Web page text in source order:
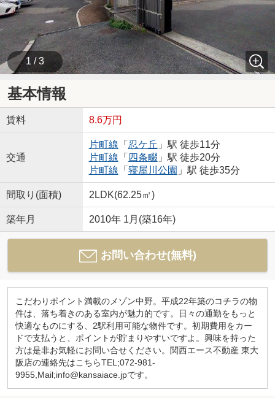
1 / 3
基本情報
賃料 8.6万円
交通
片町線 「 忍ケ丘 」駅 徒歩11分
片町線 「 四条畷」駅 徒歩20分
片町線 「 寝屋川公園 」駅 徒歩35分
間取り(面積) 2LDK(62.25㎡)
築年月 2010年 1月(築16年)
お問い合わせ(無料)
こだわりポイント満載のメゾン中野。平成22年築のコチラの物
件は、落ち着きのある室内が魅力的です。日々の通勤をもっと
快適なものにする、2駅利用可能な物件です。初期費用をカー
ドで支払うと、ポイントが貯まりやすいですよ。興味を持った
方は是非お気軽にお問い合せください。関西エース不動産 東大
阪店の連絡先はこちらTEL;072-981-
9955,Mail;info@kansaiace.jpです。